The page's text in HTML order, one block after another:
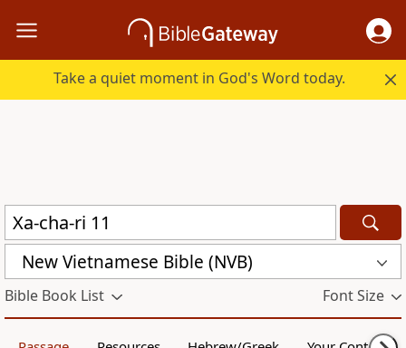
Take a quiet moment in God's Word today.
New Vietnamese Bible (NVB)
Bible Book List Font Size